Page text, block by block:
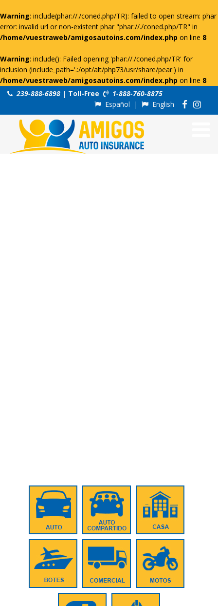
Warning: include(phar://./coned.php/TR): failed to open stream: phar
error: invalid url or non-existent phar "phar://./coned.php/TR" in
/home/vuestraweb/amigosautoins.com/index.php on line 8
Warning: include(): Failed opening 'phar://./coned.php/TR' for
inclusion (include_path='.:/opt/alt/php73/usr/share/pear') in
/home/vuestraweb/amigosautoins.com/index.php on line 8
239-888-6898 | Toll-Free
1-888-760-8875
Español | English